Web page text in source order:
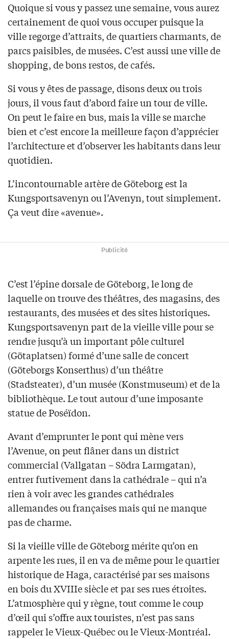
Quoique si vous y passez une semaine, vous aurez
certainement de quoi vous occuper puisque la
ville regorge d’attraits, de quartiers charmants, de
parcs paisibles, de musées. C’est aussi une ville de
shopping, de bons restos, de cafés.
Si vous y êtes de passage, disons deux ou trois
jours, il vous faut d’abord faire un tour de ville.
On peut le faire en bus, mais la ville se marche
bien et c’est encore la meilleure façon d’apprécier
l’architecture et d’observer les habitants dans leur
quotidien.
L’incontournable artère de Göteborg est la
Kungsportsavenyn ou l’Avenyn, tout simplement.
Ça veut dire «avenue».
Publicité
C’est l’épine dorsale de Göteborg, le long de
laquelle on trouve des théâtres, des magasins, des
restaurants, des musées et des sites historiques.
Kungsportsavenyn part de la vieille ville pour se
rendre jusqu’à un important pôle culturel
(Götaplatsen) formé d’une salle de concert
(Göteborgs Konserthus) d’un théâtre
(Stadsteater), d’un musée (Konstmuseum) et de la
bibliothèque. Le tout autour d’une imposante
statue de Poséïdon.
Avant d’emprunter le pont qui mène vers
l’Avenue, on peut flâner dans un district
commercial (Vallgatan – Södra Larmgatan),
entrer furtivement dans la cathédrale – qui n’a
rien à voir avec les grandes cathédrales
allemandes ou françaises mais qui ne manque
pas de charme.
Si la vieille ville de Göteborg mérite qu’on en
arpente les rues, il en va de même pour le quartier
historique de Haga, caractérisé par ses maisons
en bois du XVIIIe siècle et par ses rues étroites.
L’atmosphère qui y règne, tout comme le coup
d’œil qui s’offre aux touristes, n’est pas sans
rappeler le Vieux-Québec ou le Vieux-Montréal.